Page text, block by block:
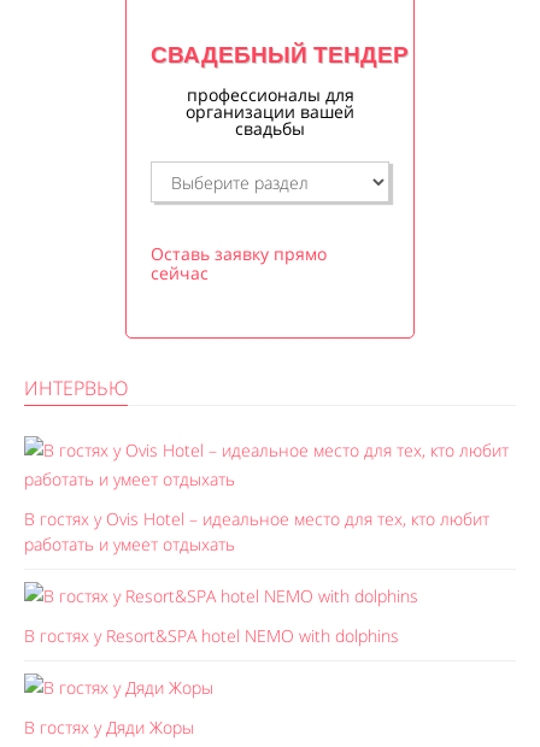
СВАДЕБНЫЙ ТЕНДЕР
профессионалы для
организации вашей
свадьбы
Оставь заявку прямо
сейчас
ИНТЕРВЬЮ
В гостях у Ovis Hotel – идеальное место для тех, кто любит
работать и умеет отдыхать
В гостях у Resort&SPA hotel NEMO with dolphins
В гостях у Дяди Жоры